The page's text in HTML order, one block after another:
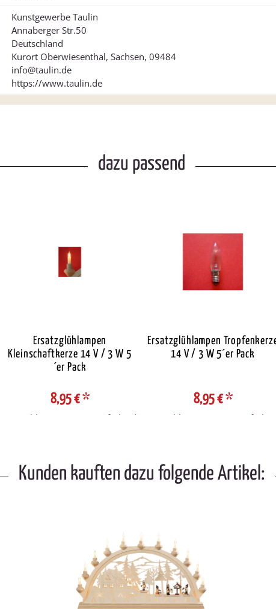
Kunstgewerbe Taulin
Annaberger Str.50
Deutschland
Kurort Oberwiesenthal, Sachsen, 09484
info@taulin.de
https://www.taulin.de
dazu passend
Ersatzglühlampen
Kleinschaftkerze 14 V / 3 W 5
´er Pack
8,95 €*
Auswahl Steuerzone / Lieferland
Ersatzglühlampen
14 V / 3 W 5´er Pack
8,95 €*
Auswahl Steuerzone /
Kunden kauften dazu folgende Artikel: